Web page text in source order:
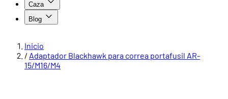
Caza
Blog
Inicio
/ Adaptador Blackhawk para correa portafusil AR-
15/M16/M4